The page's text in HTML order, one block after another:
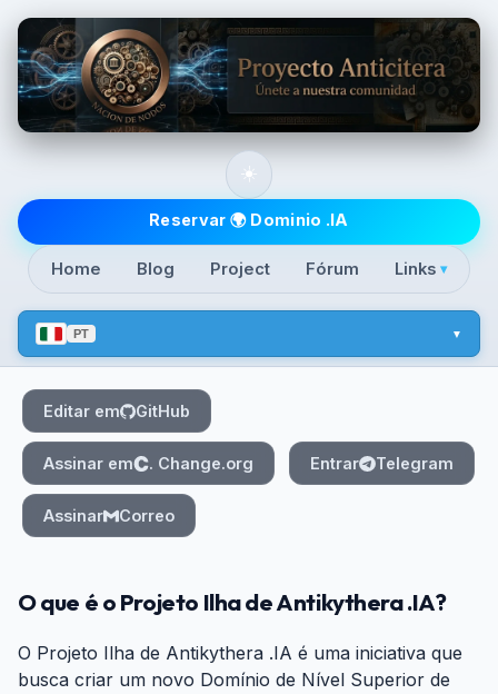
Top level
Home Blog Project Fórum Links ▾
PT
☀️
Reservar 🌍 Dominio .IA
Editar em GitHub
Assinar em . Change.org Entrar Telegram
Assinar Correo
O que é o Projeto Ilha de Antikythera .IA?
O Projeto Ilha de Antikythera .IA é uma iniciativa que
busca criar um novo Domínio de Nível Superior de